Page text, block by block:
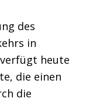
des
in
heute
die einen
die